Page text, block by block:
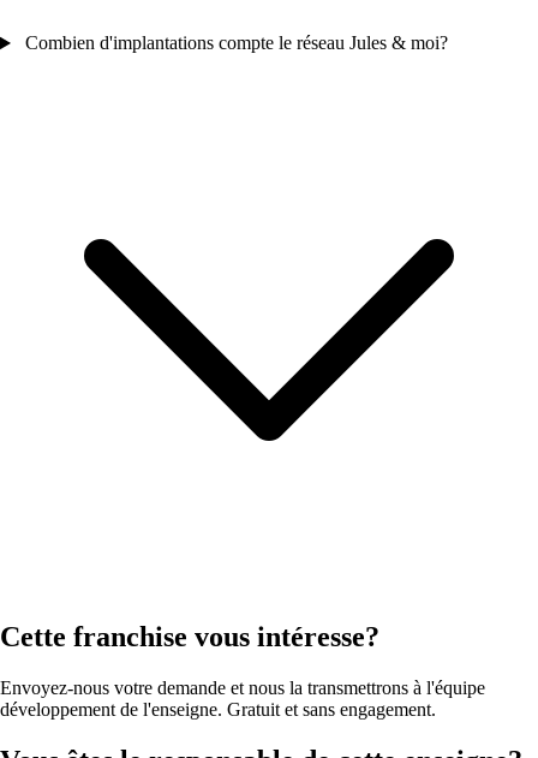
Combien d'implantations compte le réseau Jules & moi?
Cette franchise vous intéresse?
Envoyez-nous votre demande et nous la transmettrons à l'équipe
développement de l'enseigne. Gratuit et sans engagement.